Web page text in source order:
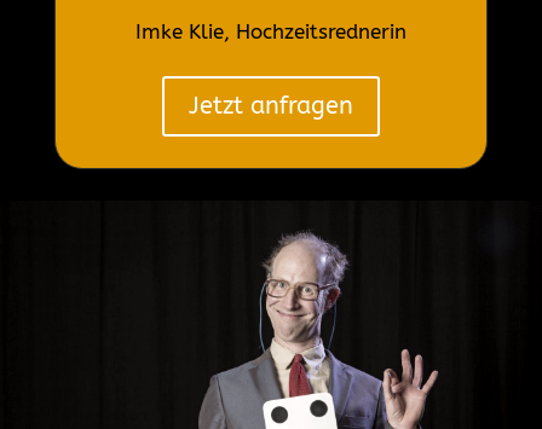
Imke Klie, Hochzeitsrednerin
Jetzt anfragen